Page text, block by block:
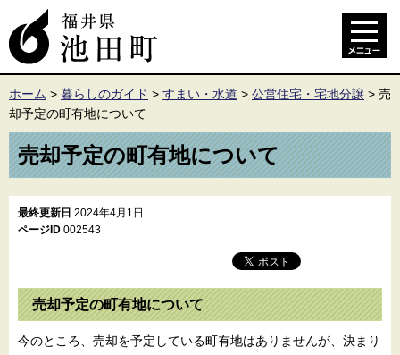
ホーム > 暮らしのガイド > すまい・水道 > 公営住宅・宅地分譲 > 売
却予定の町有地について
売却予定の町有地について
最終更新日 2024年4月1日
ページID 002543
売却予定の町有地について
今のところ、売却を予定している町有地はありませんが、決まり